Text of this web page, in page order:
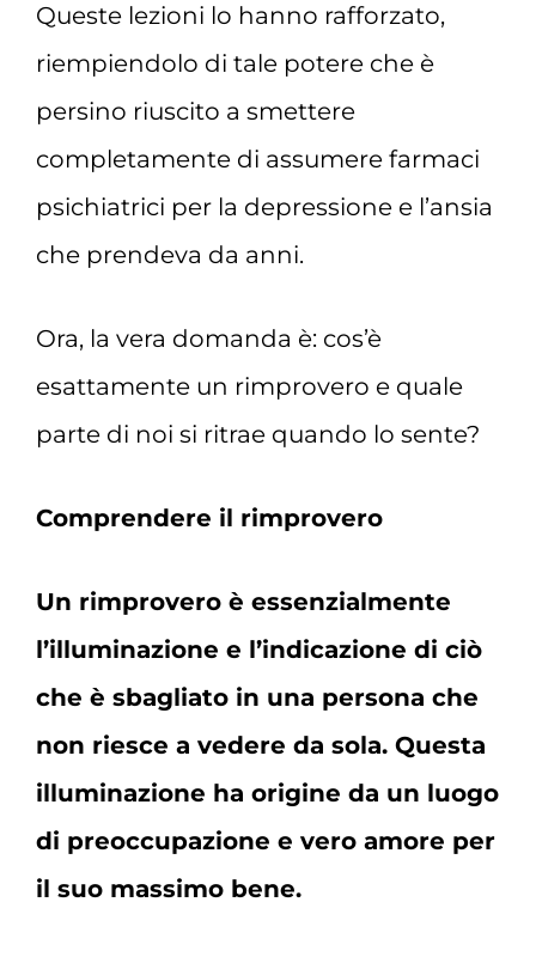
Queste lezioni lo hanno rafforzato,
riempiendolo di tale potere che è
persino riuscito a smettere
completamente di assumere farmaci
psichiatrici per la depressione e l’ansia
che prendeva da anni.
Ora, la vera domanda è: cos’è
esattamente un rimprovero e quale
parte di noi si ritrae quando lo sente?
Comprendere il rimprovero
Un rimprovero è essenzialmente
l’illuminazione e l’indicazione di ciò
che è sbagliato in una persona che
non riesce a vedere da sola. Questa
illuminazione ha origine da un luogo
di preoccupazione e vero amore per
il suo massimo bene.